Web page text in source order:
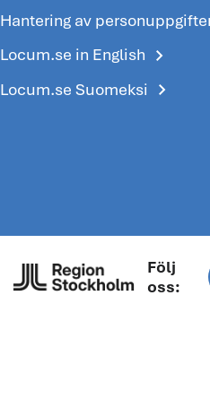
Hantering av
Locum.se in English chevron_right
Locum.se Suomeksi chevron_right
Följ
oss: